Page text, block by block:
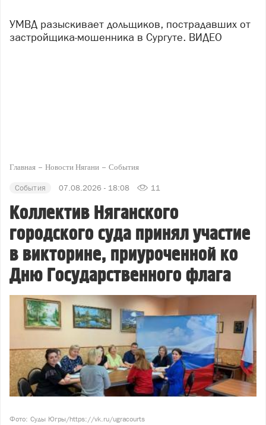
УМВД разыскивает дольщиков, пострадавших от
застройщика-мошенника в Сургуте. ВИДЕО
Главная Новости Нягани События
События 07.08.2026 - 18:08 11
Коллектив Няганского
городского суда принял участие
в викторине, приуроченной ко
Дню Государственного флага
Фото: Суды Югры/https://vk.ru/ugracourts